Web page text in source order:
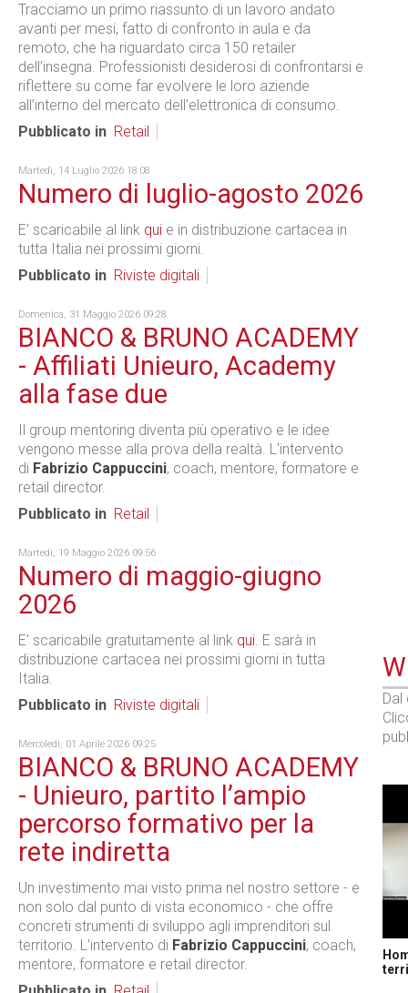
Tracciamo un primo riassunto di un lavoro andato
avanti per mesi, fatto di confronto in aula e da
remoto, che ha riguardato circa 150 retailer
dell’insegna. Professionisti desiderosi di confrontarsi e
riflettere su come far evolvere le loro aziende
all’interno del mercato dell’elettronica di consumo.
Pubblicato in Retail
Martedì, 14 Luglio 2026 18:08
Numero di luglio-agosto 2026
E' scaricabile al link qui e in distribuzione cartacea in
tutta Italia nei prossimi giorni.
Pubblicato in Riviste digitali
Domenica, 31 Maggio 2026 09:28
BIANCO & BRUNO ACADEMY
- Affiliati Unieuro, Academy
alla fase due
Il group mentoring diventa più operativo e le idee
vengono messe alla prova della realtà. L'intervento
di Fabrizio Cappuccini, coach, mentore, formatore e
retail director.
Pubblicato in Retail
Martedì, 19 Maggio 2026 09:56
Numero di maggio-giugno
2026
E' scaricabile gratuitamente al link qui. E sarà in
distribuzione cartacea nei prossimi giorni in tutta
Italia.
Pubblicato in Riviste digitali
Mercoledì, 01 Aprile 2026 09:25
BIANCO & BRUNO ACADEMY
- Unieuro, partito l’ampio
percorso formativo per la
rete indiretta
Un investimento mai visto prima nel nostro settore - e
non solo dal punto di vista economico - che offre
concreti strumenti di sviluppo agli imprenditori sul
territorio. L'intervento di Fabrizio Cappuccini, coach,
mentore, formatore e retail director.